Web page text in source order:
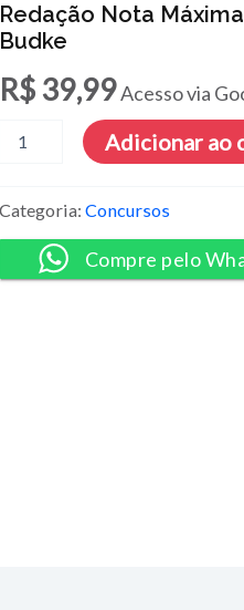
Redação Nota
Budke
R$39,99Acesso via
Nota
Concursos
-
Ariane
Budke
Adicionar ao
Categoria: Concursos
Compre pelo